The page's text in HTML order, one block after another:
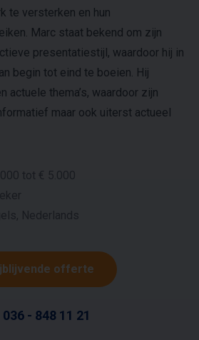
te versterken en hun
Marc staat bekend om zijn
presentatiestijl, waardoor hij in
begin tot eind te boeien. Hij
actuele thema’s, waardoor zijn
maar ook uiterst actueel
tot € 5.000
offerte
036 - 848 11 21